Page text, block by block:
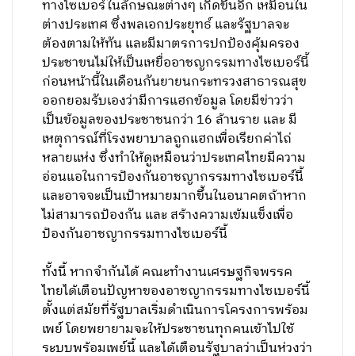
ทางไซเบอร์ในลักษณะต่างๆ เกิดขึ้นอีก เหมือนใน
ต่างประเทศ ซึ่งพลเอกประยุทธ์ และรัฐบาลจะ
ต้องตามให้ทัน และมีมาตรการปกป้องคุ้มครอง
ประชาขนไม่ให้เป็นเหยื่ออาชญกรรมทางไซเบอร์นี้
ก่อนหน้านี้ในเดือนกันยายนกระทรวงสาธารณสุข
ออกยอมรับเองว่ามีการแฮกข้อมูล โดยมีข่าวว่า
เป็นข้อมูลของประชาชนกว่า 16 ล้านราย และ มี
เหตุการณ์ที่โรงพยาบาลถูกแฮกเพื่อเรียกค่าไถ่
หลายแห่ง ซึ่งทำให้ดูเหมือนว่าประเทศไทยมีความ
อ่อนแอในการป้องกันอาชญากรรมทางไซเบอร์นี้
และอาจจะเป็นเป้าหมายมากขึ้นในอนาคตถ้าหาก
ไม่สามารถป้องกัน และ สร้างความเข้มแข็งเพื่อ
ป้องกันอาชญากรรมทางไซเบอร์นี้
ทั้งนี้ หากจำกันได้ คณะทำงานเศรษฐกิจพรรค
ไทยได้เตือนปัญหาของอาชญากรรมทางไซเบอร์นี้
ตั้งแต่สมัยที่รัฐบาลเริ่มดำเนินการโครงการพร้อม
เพย์ โดยพยายามจะให้ประชาชนทุกคนเข้าไปใช้
ระบบพร้อมเพย์นี้ และได้เตือนรัฐบาลว่าเป็นห่วงว่า